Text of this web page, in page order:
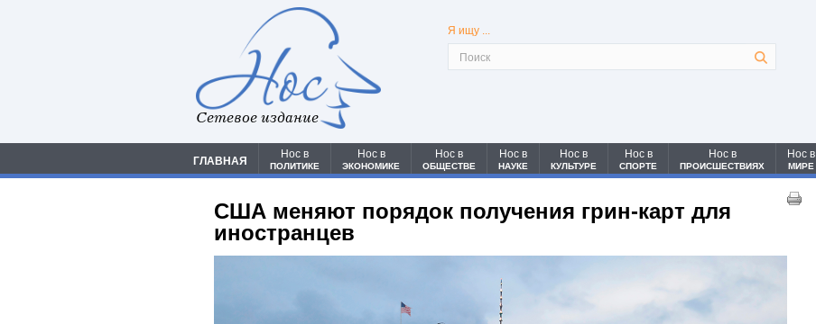
Сетевое издание
Я ищу ...
ГЛАВНАЯ
Нос в
ПОЛИТИКЕ
Нос в
ЭКОНОМИКЕ
Нос в
ОБЩЕСТВЕ
Нос в
НАУКЕ
Нос в
КУЛЬТУРЕ
Нос в
СПОРТЕ
Нос в
ПРОИСШЕСТВИЯХ
Нос в
МИРЕ
США меняют порядок получения грин-карт для
иностранцев